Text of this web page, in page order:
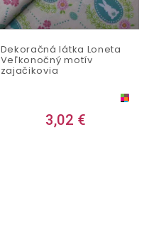
Dekoračná látka Loneta
Veľkonočný motív
zajačikovia
3,02 €